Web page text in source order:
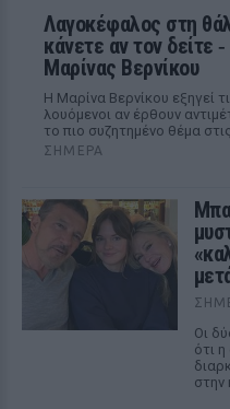
Λαγοκέφαλος στη
κάνετε αν τον δείτε
Μαρίνας Βερνίκου
Η Μαρίνα Βερνίκου εξηγεί
λουόμενοι αν έρθουν
το πιο συζητημένο θέμα
ΣΉΜΕΡΑ
Οι
ότι
στην